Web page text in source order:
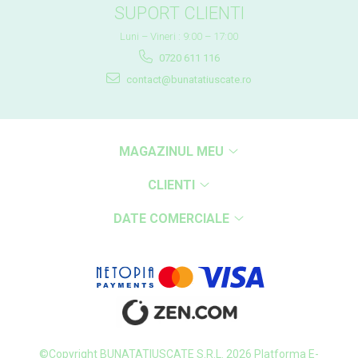
SUPORT CLIENTI
Luni – Vineri : 9:00 – 17:00
0720 611 116
contact@bunatatiuscate.ro
MAGAZINUL MEU
CLIENTI
DATE COMERCIALE
©Copyright BUNATATIUSCATE S.R.L. 2026 Platforma E-